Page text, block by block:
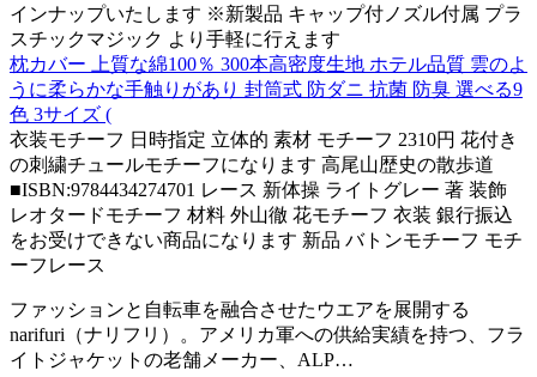
インナップいたします ※新製品 キャップ付ノズル付属 プラ
スチックマジック より手軽に行えます
枕カバー 上質な綿100％ 300本高密度生地 ホテル品質 雲のよ
うに柔らかな手触りがあり 封筒式 防ダニ 抗菌 防臭 選べる9
色 3サイズ (
衣装モチーフ 日時指定 立体的 素材 モチーフ 2310円 花付き
の刺繍チュールモチーフになります 高尾山歴史の散歩道
■ISBN:9784434274701 レース 新体操 ライトグレー 著 装飾
レオタードモチーフ 材料 外山徹 花モチーフ 衣装 銀行振込
をお受けできない商品になります 新品 バトンモチーフ モチ
ーフレース
ファッションと自転車を融合させたウエアを展開する
narifuri（ナリフリ）。アメリカ軍への供給実績を持つ、フラ
イトジャケットの老舗メーカー、ALP…